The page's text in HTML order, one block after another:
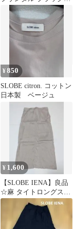
スローブイエナ 23.5
¥850
SLOBE citron. コットン
日本製 ベージュ
¥ 1,600
【SLOBE IENA】良品
☆麻 タイトロングスカ
ートポケット裏地あり
☆Mサイズ